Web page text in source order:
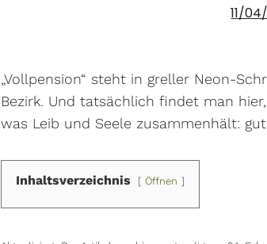
11/
„Vollpension“ steht in greller Neon-
Bezirk. Und tatsächlich findet man
was Leib und Seele zusammenhält:
Inhaltsverzeichnis Öffnen